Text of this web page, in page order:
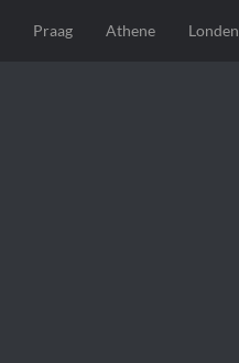
Praag Athene Londen